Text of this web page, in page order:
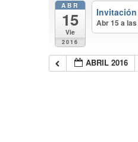
ABR
15
Vie
2016
Abr 15 a
ABRIL 2016